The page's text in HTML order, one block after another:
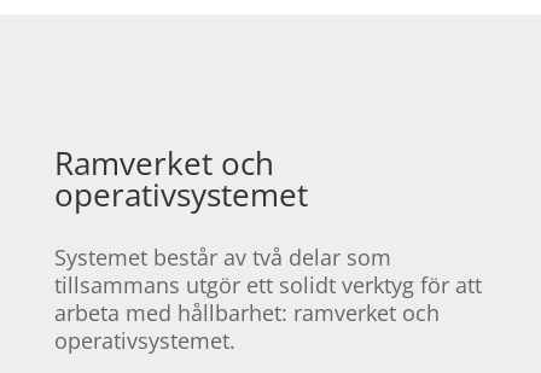
Ramverket och
operativsystemet
Systemet består av två delar som
tillsammans utgör ett solidt verktyg för att
arbeta med hållbarhet: ramverket och
operativsystemet.